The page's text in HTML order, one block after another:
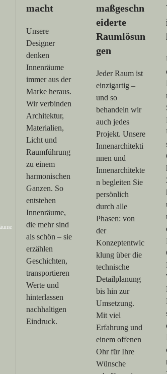
macht
Unsere
Designer
denken
Innenräume
immer aus der
Marke heraus.
Wir verbinden
Architektur,
Materialien,
Licht und
Raumführung
zu einem
harmonischen
Ganzen. So
entstehen
Innenräume,
die mehr sind
als schön – sie
erzählen
Geschichten,
transportieren
Werte und
hinterlassen
nachhaltigen
Eindruck.
maßgeschn
eiderte
Raumlösun
gen
Jeder Raum ist
einzigartig –
und so
behandeln wir
auch jedes
Projekt. Unsere
Innenarchitekti
nnen und
Innenarchitekte
n begleiten Sie
persönlich
durch alle
Phasen: von
der
Konzeptentwic
klung über die
technische
Detailplanung
bis hin zur
Umsetzung.
Mit viel
Erfahrung und
einem offenen
Ohr für Ihre
Wünsche